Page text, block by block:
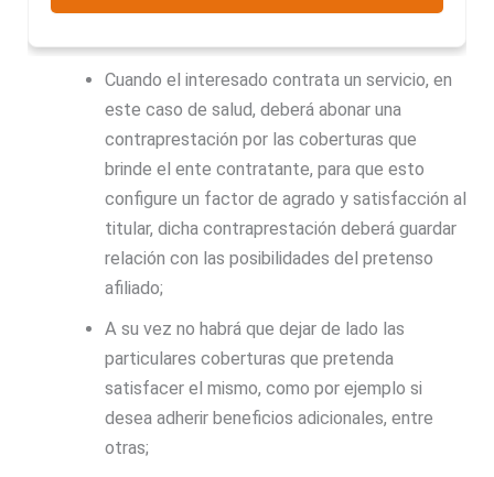
Cuando el interesado contrata un servicio, en
este caso de salud, deberá abonar una
contraprestación por las coberturas que
brinde el ente contratante, para que esto
configure un factor de agrado y satisfacción al
titular, dicha contraprestación deberá guardar
relación con las posibilidades del pretenso
afiliado;
A su vez no habrá que dejar de lado las
particulares coberturas que pretenda
satisfacer el mismo, como por ejemplo si
desea adherir beneficios adicionales, entre
otras;